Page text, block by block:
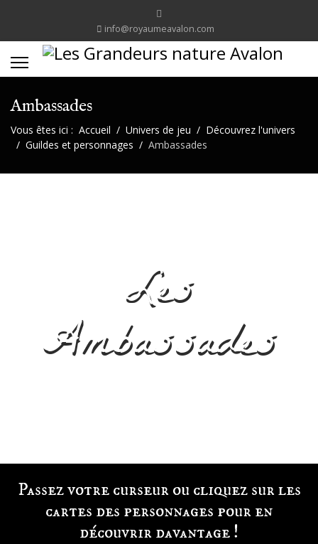
info@royaumeavalon.com
Ambassades
Vous êtes ici : Accueil Univers de jeu
Découvrez l'univers
Guildes et personnages
Ambassades
Les
Ambassades
Passez votre curseur ou cliquez sur les
cartes des personnages pour en
découvrir davantage !